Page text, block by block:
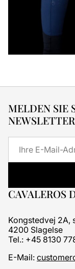
MELDEN SIE
E-
Mail
CAVALEROS
Kongstedvej 2A,
4200 Slagelse
Tel.: +45 8130
E-Mail: